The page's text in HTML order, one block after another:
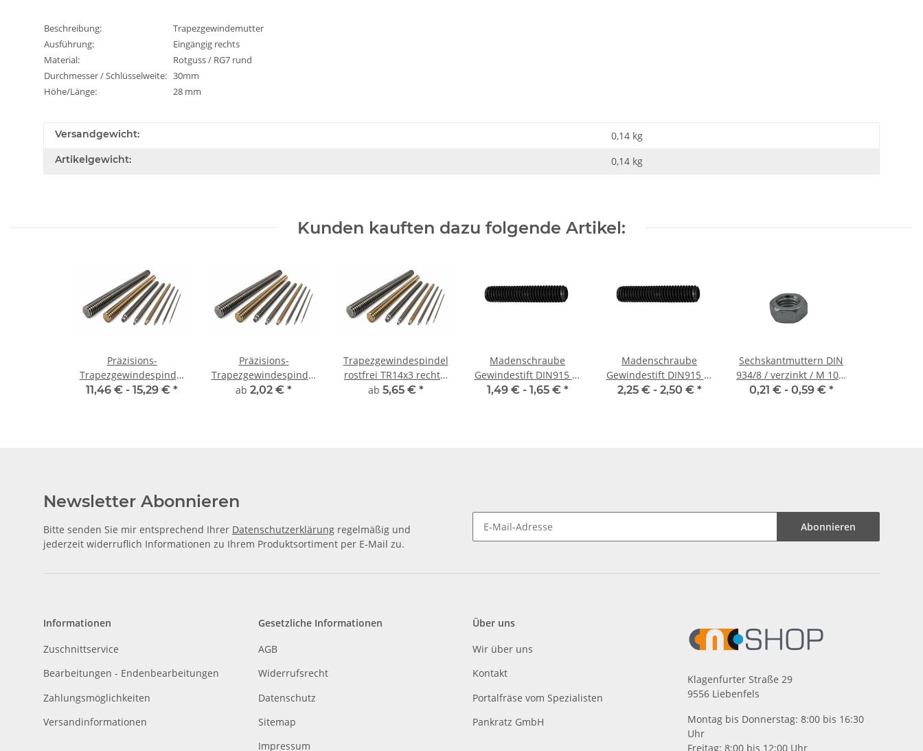
Beschreibung:
Trapezgewindemutter
Ausführung:
Eingängig rechts
Material:
Rotguss / RG7 rund
Durchmesser / Schlüsselweite: 30mm
Höhe/Länge:
28 mm
Versandgewicht: 0,14 kg
Artikelgewicht: 0,14 kg
Kunden kauften dazu folgende Artikel:
Präzisions-
Trapezgewindespindel
TR14x3 rechts, je m
11,46 € - 15,29 € *
Präzisions-
Trapezgewindespindel
TR14x3 rechts,
ab 2,02 € *
Trapezgewindespindel
rostfrei TR14x3 rechts,
millimetergenauer
ab 5,65 € *
Madenschraube
Gewindestift DIN915 M
6x20 Zapfen 10x
1,49 € - 1,65 € *
Madenschraube
Gewindestift DIN915 M
6x30 Zapfen 10x
2,25 € - 2,50 € *
Sechskantmuttern DIN
934/8 / verzinkt / M 10 x
1.00
0,21 € - 0,59 € *
Newsletter Abonnieren
Bitte senden Sie mir entsprechend Ihrer Datenschutzerklärung regelmäßig und
jederzeit widerruflich Informationen zu Ihrem Produktsortiment per E-Mail zu.
Abonnieren
Informationen
Zuschnittservice
Bearbeitungen - Endenbearbeitungen
Zahlungsmöglichkeiten
Versandinformationen
Gesetzliche Informationen
AGB
Widerrufsrecht
Datenschutz
Sitemap
Impressum
Über uns
Wir über uns
Kontakt
Portalfräse vom Spezialisten
Pankratz GmbH
Klagenfurter Straße 29
9556 Liebenfels
Montag bis Donnerstag: 8:00 bis 16:30
Uhr
Freitag: 8:00 bis 12:00 Uhr